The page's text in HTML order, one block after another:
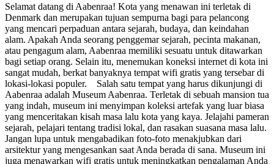
Selamat datang di Aabenraa! Kota yang menawan ini terletak di
Denmark dan merupakan tujuan sempurna bagi para pelancong
yang mencari perpaduan antara sejarah, budaya, dan keindahan
alam. Apakah Anda seorang penggemar sejarah, pecinta makanan,
atau pengagum alam, Aabenraa memiliki sesuatu untuk ditawarkan
bagi setiap orang. Selain itu, menemukan koneksi internet di kota ini
sangat mudah, berkat banyaknya tempat wifi gratis yang tersebar di
lokasi-lokasi populer. Salah satu tempat yang harus dikunjungi di
Aabenraa adalah Museum Aabenraa. Terletak di sebuah mansion tua
yang indah, museum ini menyimpan koleksi artefak yang luar biasa
yang menceritakan kisah masa lalu kota yang kaya. Jelajahi pameran
sejarah, pelajari tentang tradisi lokal, dan rasakan suasana masa lalu.
Jangan lupa untuk mengabadikan foto-foto menakjubkan dari
arsitektur yang mengesankan saat Anda berada di sana. Museum ini
juga menawarkan wifi gratis untuk meningkatkan pengalaman Anda